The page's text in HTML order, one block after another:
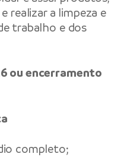
realizar a limpeza e
trabalho e dos
ou encerramento
completo;